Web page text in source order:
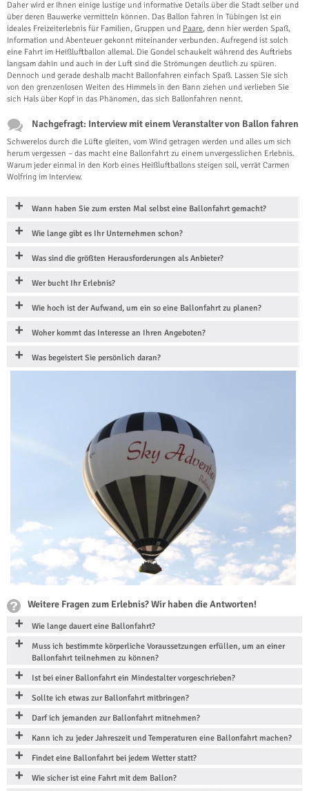
Daher wird er Ihnen einige lustige und informative Details über die Stadt selber und
über deren Bauwerke vermitteln können. Das Ballon fahren in Tübingen ist ein
ideales Freizeiterlebnis für Familien, Gruppen und Paare, denn hier werden Spaß,
Information und Abenteuer gekonnt miteinander verbunden. Aufregend ist solch
eine Fahrt im Heißluftballon allemal. Die Gondel schaukelt während des Auftriebs
langsam dahin und auch in der Luft sind die Strömungen deutlich zu spüren.
Dennoch und gerade deshalb macht Ballonfahren einfach Spaß. Lassen Sie sich
von den grenzenlosen Weiten des Himmels in den Bann ziehen und verlieben Sie
sich Hals über Kopf in das Phänomen, das sich Ballonfahren nennt.
Nachgefragt: Interview mit einem Veranstalter von Ballon fahren
Schwerelos durch die Lüfte gleiten, vom Wind getragen werden und alles um sich
herum vergessen – das macht eine Ballonfahrt zu einem unvergesslichen Erlebnis.
Warum jeder einmal in den Korb eines Heißluftballons steigen soll, verrät Carmen
Wolfring im Interview.
Wann haben Sie zum ersten Mal selbst eine Ballonfahrt gemacht?
Wie lange gibt es Ihr Unternehmen schon?
Was sind die größten Herausforderungen als Anbieter?
Wer bucht Ihr Erlebnis?
Wie hoch ist der Aufwand, um ein so eine Ballonfahrt zu planen?
Woher kommt das Interesse an Ihren Angeboten?
Was begeistert Sie persönlich daran?
Weitere Fragen zum Erlebnis? Wir haben die Antworten!
Wie lange dauert eine Ballonfahrt?
Muss ich bestimmte körperliche Voraussetzungen erfüllen, um an einer
Ballonfahrt teilnehmen zu können?
Ist bei einer Ballonfahrt ein Mindestalter vorgeschrieben?
Sollte ich etwas zur Ballonfahrt mitbringen?
Darf ich jemanden zur Ballonfahrt mitnehmen?
Kann ich zu jeder Jahreszeit und Temperaturen eine Ballonfahrt machen?
Findet eine Ballonfahrt bei jedem Wetter statt?
Wie sicher ist eine Fahrt mit dem Ballon?